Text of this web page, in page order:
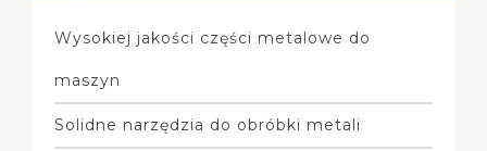
Wysokiej jakości części metalowe do
maszyn
Solidne narzędzia do obróbki metali